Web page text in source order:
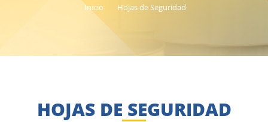
Inicio Hojas de Seguridad
HOJAS DE SEGURIDAD